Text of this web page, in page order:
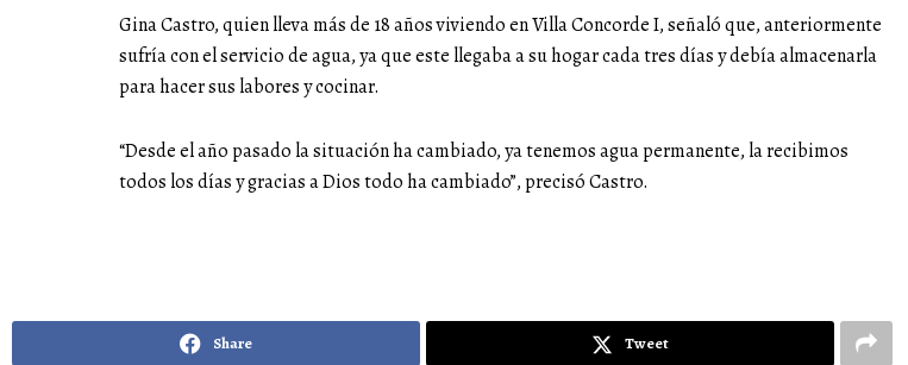
Gina Castro, quien lleva más de 18 años viviendo en Villa Concorde I, señaló que, anteriormente
sufría con el servicio de agua, ya que este llegaba a su hogar cada tres días y debía almacenarla
para hacer sus labores y cocinar.
“Desde el año pasado la situación ha cambiado, ya tenemos agua permanente, la recibimos
todos los días y gracias a Dios todo ha cambiado”, precisó Castro.
Share Tweet